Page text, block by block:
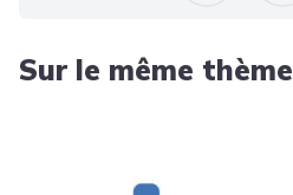
Sur le même thème